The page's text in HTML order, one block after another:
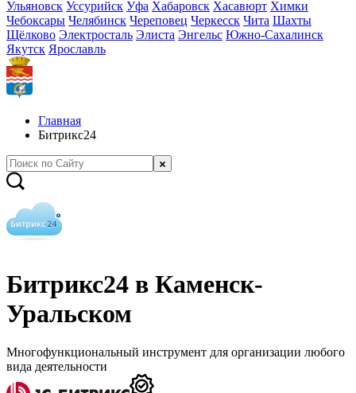
Ульяновск Уссурийск Уфа Хабаровск Хасавюрт Химки
Чебоксары Челябинск Череповец Черкесск Чита Шахты
Щёлково Электросталь Элиста Энгельс Южно-Сахалинск
Якутск Ярославль
Главная
Битрикс24
Битрикс24 в Каменск-
Уральском
Многофункциональный инструмент для организации любого
вида деятельности